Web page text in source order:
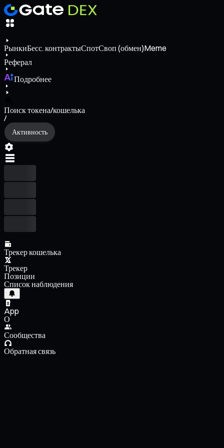
РынкиБесс. контрактыСпотСвоп (обмен)Meme
Реферал
Подробнее
Поиск токена/кошелька
/
Активность
Трекер кошелька
Трекер
Позиции
Список наблюдения
App
О
Сообщества
Обратная связь